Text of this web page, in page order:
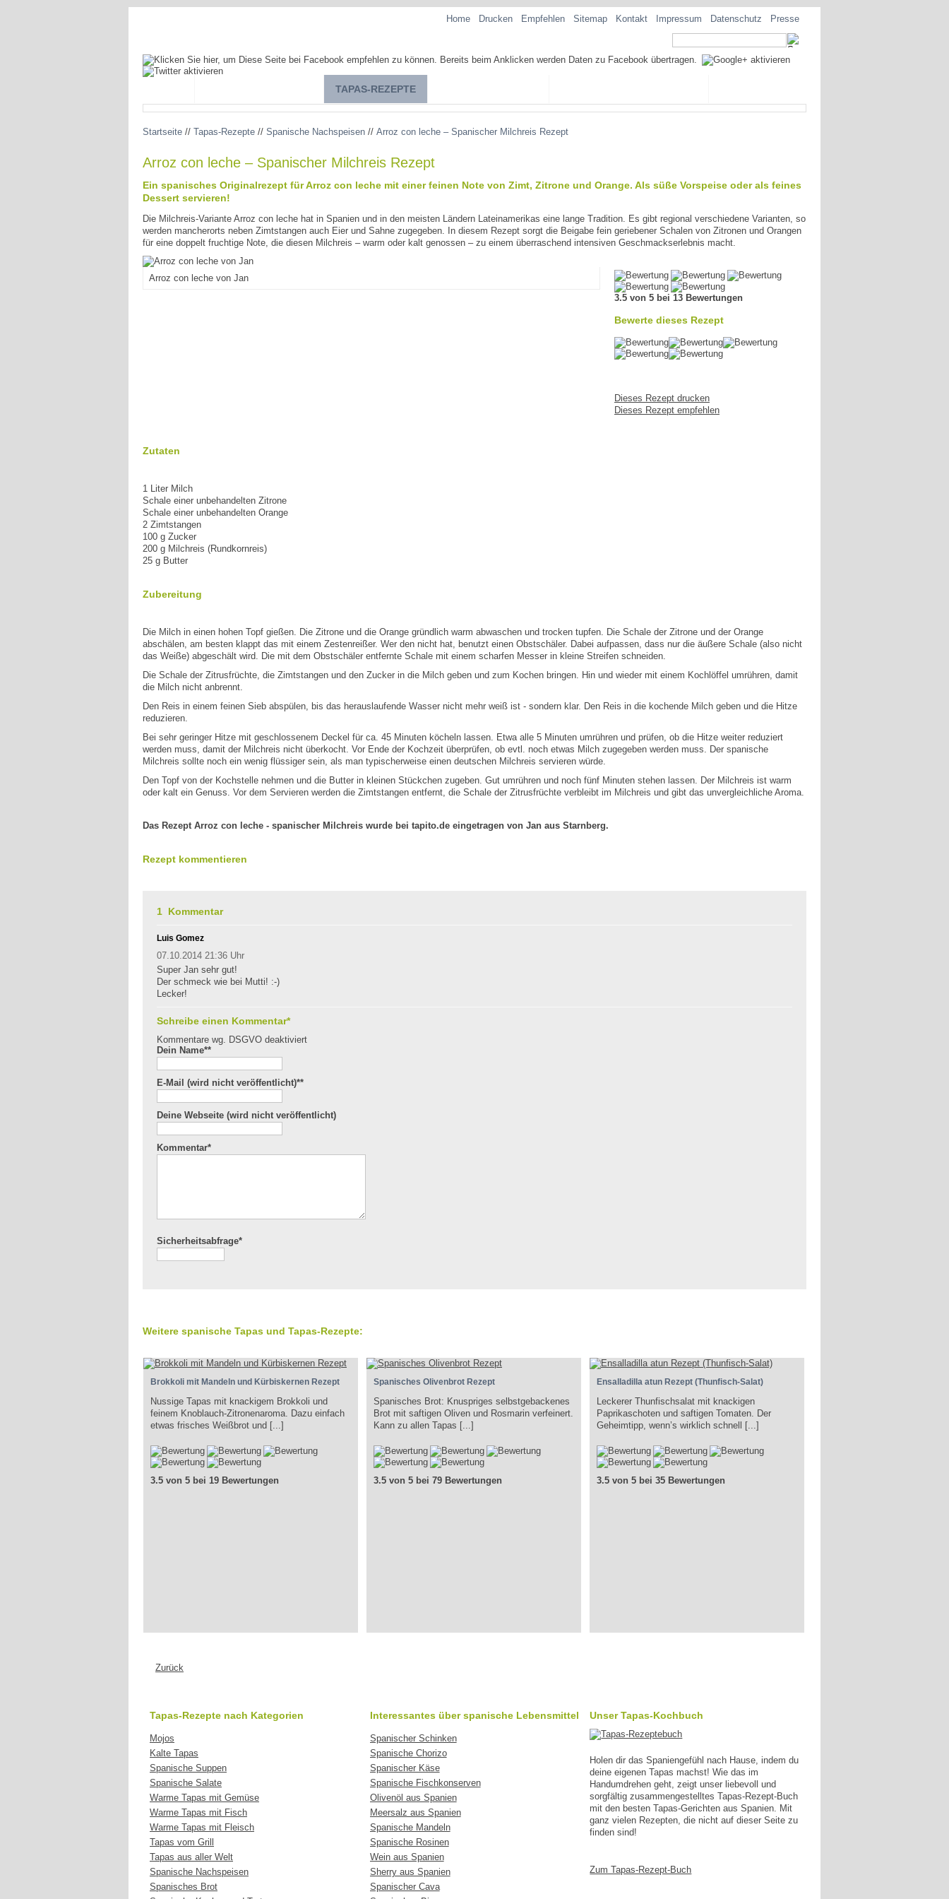
Home Drucken Empfehlen Sitemap Kontakt Impressum Datenschutz Presse
TAPAS-REZEPTE
Startseite // Tapas-Rezepte // Spanische Nachspeisen // Arroz con leche – Spanischer Milchreis Rezept
Arroz con leche – Spanischer Milchreis Rezept
Ein spanisches Originalrezept für Arroz con leche mit einer feinen Note von Zimt, Zitrone und Orange. Als süße Vorspeise oder als feines
Dessert servieren!
Die Milchreis-Variante Arroz con leche hat in Spanien und in den meisten Ländern Lateinamerikas eine lange Tradition. Es gibt regional verschiedene Varianten, so
werden mancherorts neben Zimtstangen auch Eier und Sahne zugegeben. In diesem Rezept sorgt die Beigabe fein geriebener Schalen von Zitronen und Orangen
für eine doppelt fruchtige Note, die diesen Milchreis – warm oder kalt genossen – zu einem überraschend intensiven Geschmackserlebnis macht.
Arroz con leche von Jan
3.5 von 5 bei 13 Bewertungen
Bewerte dieses Rezept
Dieses Rezept drucken
Dieses Rezept empfehlen
Zutaten
1 Liter Milch
Schale einer unbehandelten Zitrone
Schale einer unbehandelten Orange
2 Zimtstangen
100 g Zucker
200 g Milchreis (Rundkornreis)
25 g Butter
Zubereitung
Die Milch in einen hohen Topf gießen. Die Zitrone und die Orange gründlich warm abwaschen und trocken tupfen. Die Schale der Zitrone und der Orange
abschälen, am besten klappt das mit einem Zestenreißer. Wer den nicht hat, benutzt einen Obstschäler. Dabei aufpassen, dass nur die äußere Schale (also nicht
das Weiße) abgeschält wird. Die mit dem Obstschäler entfernte Schale mit einem scharfen Messer in kleine Streifen schneiden.
Die Schale der Zitrusfrüchte, die Zimtstangen und den Zucker in die Milch geben und zum Kochen bringen. Hin und wieder mit einem Kochlöffel umrühren, damit
die Milch nicht anbrennt.
Den Reis in einem feinen Sieb abspülen, bis das herauslaufende Wasser nicht mehr weiß ist - sondern klar. Den Reis in die kochende Milch geben und die Hitze
reduzieren.
Bei sehr geringer Hitze mit geschlossenem Deckel für ca. 45 Minuten köcheln lassen. Etwa alle 5 Minuten umrühren und prüfen, ob die Hitze weiter reduziert
werden muss, damit der Milchreis nicht überkocht. Vor Ende der Kochzeit überprüfen, ob evtl. noch etwas Milch zugegeben werden muss. Der spanische
Milchreis sollte noch ein wenig flüssiger sein, als man typischerweise einen deutschen Milchreis servieren würde.
Den Topf von der Kochstelle nehmen und die Butter in kleinen Stückchen zugeben. Gut umrühren und noch fünf Minuten stehen lassen. Der Milchreis ist warm
oder kalt ein Genuss. Vor dem Servieren werden die Zimtstangen entfernt, die Schale der Zitrusfrüchte verbleibt im Milchreis und gibt das unvergleichliche Aroma.
Das Rezept Arroz con leche - spanischer Milchreis wurde bei tapito.de eingetragen von Jan aus Starnberg.
Rezept kommentieren
1 Kommentar
Luis Gomez
07.10.2014 21:36 Uhr
Super Jan sehr gut!
Der schmeck wie bei Mutti! :-)
Lecker!
Schreibe einen Kommentar*
Kommentare wg. DSGVO deaktiviert
Dein Name**
E-Mail (wird nicht veröffentlicht)**
Deine Webseite (wird nicht veröffentlicht)
Kommentar*
Sicherheitsabfrage*
Weitere spanische Tapas und Tapas-Rezepte:
Brokkoli mit Mandeln und Kürbiskernen Rezept
Nussige Tapas mit knackigem Brokkoli und
feinem Knoblauch-Zitronenaroma. Dazu einfach
etwas frisches Weißbrot und [...]
3.5 von 5 bei 19 Bewertungen
Spanisches Olivenbrot Rezept
Spanisches Brot: Knuspriges selbstgebackenes
Brot mit saftigen Oliven und Rosmarin verfeinert.
Kann zu allen Tapas [...]
3.5 von 5 bei 79 Bewertungen
Ensalladilla atun Rezept (Thunfisch-Salat)
Leckerer Thunfischsalat mit knackigen
Paprikaschoten und saftigen Tomaten. Der
Geheimtipp, wenn’s wirklich schnell [...]
3.5 von 5 bei 35 Bewertungen
Zurück
Tapas-Rezepte nach Kategorien
Mojos
Kalte Tapas
Spanische Suppen
Spanische Salate
Warme Tapas mit Gemüse
Warme Tapas mit Fisch
Warme Tapas mit Fleisch
Tapas vom Grill
Tapas aus aller Welt
Spanische Nachspeisen
Spanisches Brot
Interessantes über spanische Lebensmittel
Spanischer Schinken
Spanische Chorizo
Spanischer Käse
Spanische Fischkonserven
Olivenöl aus Spanien
Meersalz aus Spanien
Spanische Mandeln
Spanische Rosinen
Wein aus Spanien
Sherry aus Spanien
Spanischer Cava
Unser Tapas-Kochbuch
Holen dir das Spaniengefühl nach Hause, indem du
deine eigenen Tapas machst! Wie das im
Handumdrehen geht, zeigt unser liebevoll und
sorgfältig zusammengestelltes Tapas-Rezept-Buch
mit den besten Tapas-Gerichten aus Spanien. Mit
ganz vielen Rezepten, die nicht auf dieser Seite zu
finden sind!
Zum Tapas-Rezept-Buch